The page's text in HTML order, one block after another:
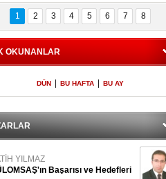
İstanbul
Adaları
600 milletvekilinin
listesi
1 2 3 4 5 6 7 8
OKUNANLAR
DÜN BU HAFTA BU AY
YILMAZ
Başarısı ve Hedefleri